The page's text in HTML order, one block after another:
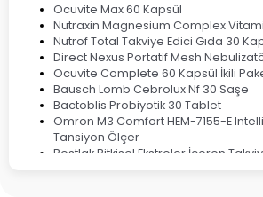
Ocuvite Max 60 Kapsül
Nutraxin Magnesium Complex
Nutrof Total Takviye Edici Gıda 30
Direct Nexus Portatif Mesh
Ocuvite Complete 60 Kapsül İkili
Bausch Lomb Cebrolux Nf 30 Saşe
Bactoblis Probiyotik 30 Tablet
Omron M3 Comfort HEM-7155-E
Tansiyon Ölçer
Bestlak Bitkisel Ekstreler İçeren